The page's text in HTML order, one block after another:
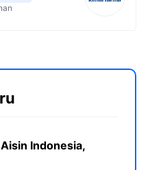
Indonesia,